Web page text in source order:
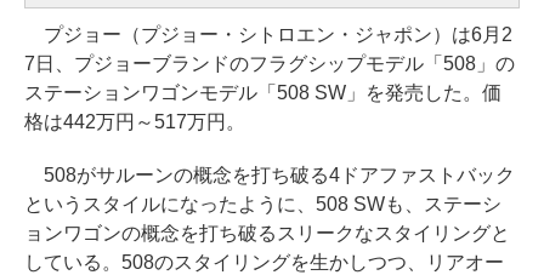
プジョー（プジョー・シトロエン・ジャポン）は6月2
7日、プジョーブランドのフラグシップモデル「508」の
ステーションワゴンモデル「508 SW」を発売した。価
格は442万円～517万円。
508がサルーンの概念を打ち破る4ドアファストバック
というスタイルになったように、508 SWも、ステーシ
ョンワゴンの概念を打ち破るスリークなスタイリングと
している。508のスタイリングを生かしつつ、リアオー